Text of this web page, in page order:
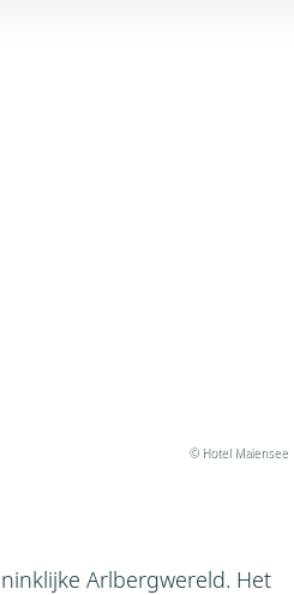
© Hotel Maiensee
Arlbergwereld. Het